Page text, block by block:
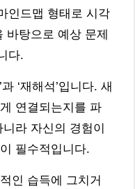
인드맵 형태로 시각
바탕으로 예상 문제
다.
‘재해석’입니다. 새
연결되는지를 파
라 자신의 경험이
필수적입니다.
인 습득에 그치거